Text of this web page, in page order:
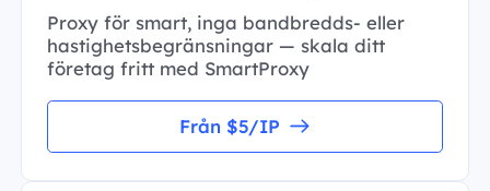
Proxy för smart, inga bandbredds- eller
hastighetsbegränsningar — skala ditt
företag fritt med SmartProxy
Från $5/IP